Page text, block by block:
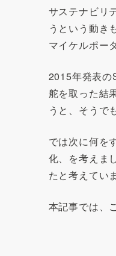
サステナビリ
うという動き
マイケルポー
2015年発表の
舵を取った結
うと、そうで
では次に何を
化、を考えま
たと考えてい
本記事では、